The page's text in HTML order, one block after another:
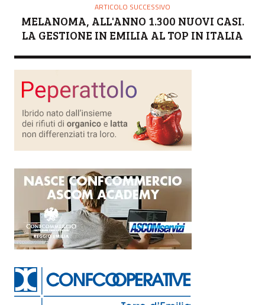
ARTICOLO SUCCESSIVO
MELANOMA, ALL'ANNO 1.300 NUOVI CASI.
LA GESTIONE IN EMILIA AL TOP IN ITALIA